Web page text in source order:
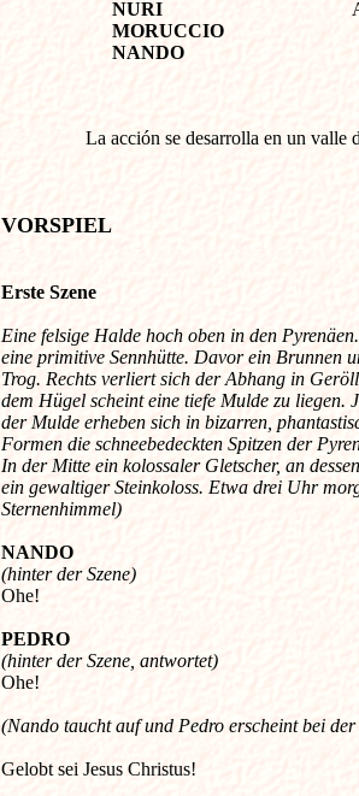
NURI
MORUCCIO
NANDO
La acción se desarrolla en un valle
VORSPIEL
Erste Szene
Eine felsige Halde hoch oben in den
eine primitive Sennhütte. Davor ein Brunnen
Trog. Rechts verliert sich der Abhang in
dem Hügel scheint eine tiefe Mulde zu liegen.
der Mulde erheben sich in bizarren,
Formen die schneebedeckten Spitzen der
In der Mitte ein kolossaler Gletscher, an
ein gewaltiger Steinkoloss. Etwa drei Uhr
Sternenhimmel)
NANDO
(hinter der Szene)
Ohe!
PEDRO
(hinter der Szene, antwortet)
Ohe!
Gelobt sei Jesus Christus!